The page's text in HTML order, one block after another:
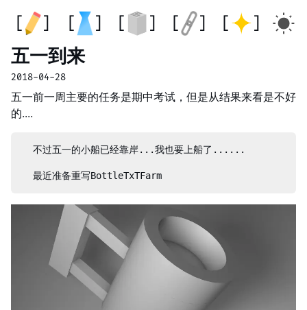
五一到来
2018-04-28
五一前一周主要的任务是期中考试，但是从结果来看是不好
的....
  不过五一的小船已经靠岸...我也要上船了......